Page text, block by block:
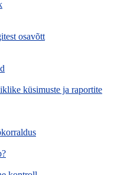
osavõtt
küsimuste ja raportite